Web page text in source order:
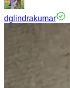
dglindrakumar